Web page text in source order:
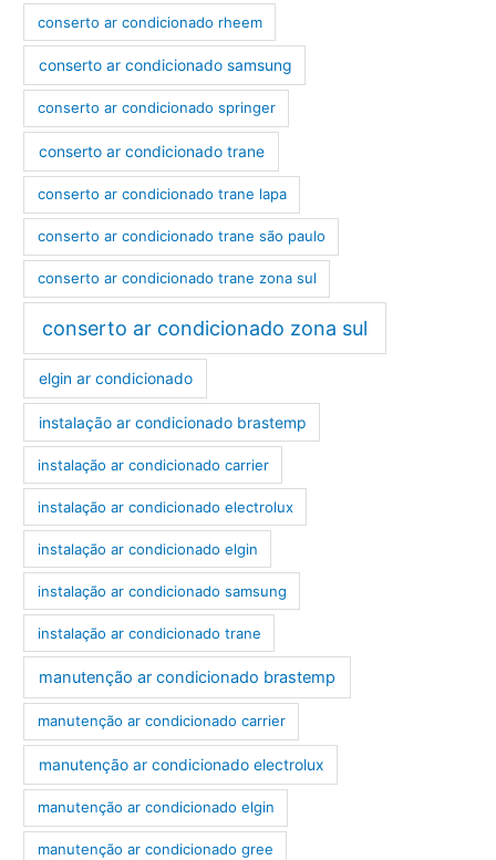
conserto ar condicionado rheem
conserto ar condicionado samsung
conserto ar condicionado springer
conserto ar condicionado trane
conserto ar condicionado trane lapa
conserto ar condicionado trane são paulo
conserto ar condicionado trane zona sul
conserto ar condicionado zona sul
elgin ar condicionado
instalação ar condicionado brastemp
instalação ar condicionado carrier
instalação ar condicionado electrolux
instalação ar condicionado elgin
instalação ar condicionado samsung
instalação ar condicionado trane
manutenção ar condicionado brastemp
manutenção ar condicionado carrier
manutenção ar condicionado electrolux
manutenção ar condicionado elgin
manutenção ar condicionado gree